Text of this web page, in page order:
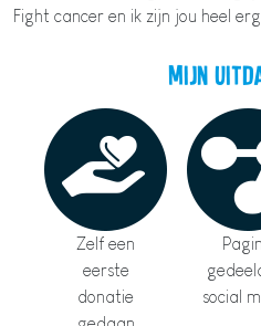
Fight cancer en ik zijn jou heel
Mijn
Zelf een
eerste
donatie
social